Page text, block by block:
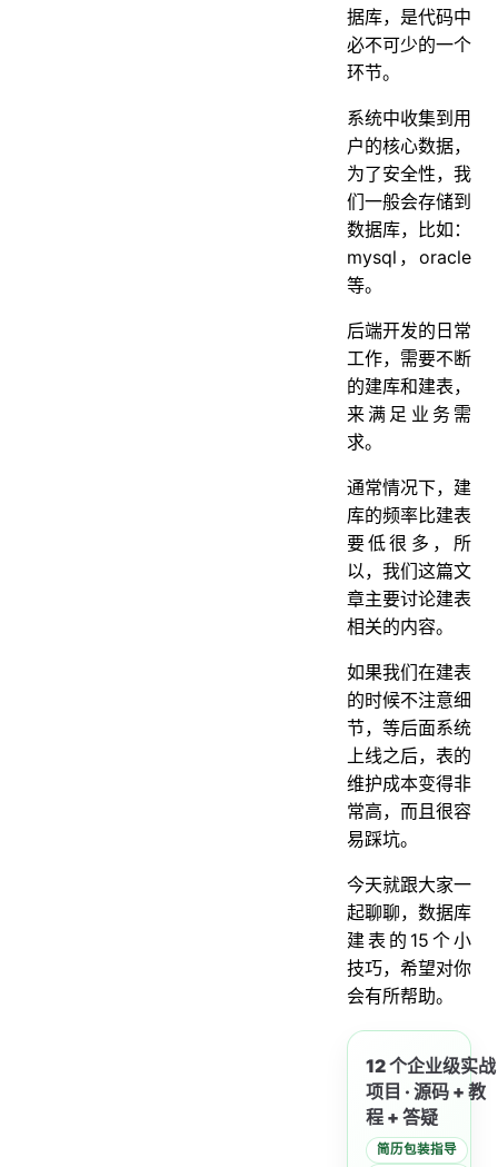
1.4 表名
1.5 字段名称
1.6 索引名
2.字段类型
3.字段长度
4.字段个数
5. 主键
6.存储引擎
7. NOT NULL
8.外键
9. 索引
10.时间字段
12.唯一索引
13.字符集
14. 排序规则
15.大字段
据库，是代码中
必不可少的一个
环节。
系统中收集到用
户的核心数据，
为了安全性，我
们一般会存储到
数据库，比如：
mysql，oracle
等。
后端开发的日常
工作，需要不断
的建库和建表，
来满足业务需
求。
通常情况下，建
库的频率比建表
要低很多，所
以，我们这篇文
章主要讨论建表
相关的内容。
如果我们在建表
的时候不注意细
节，等后面系统
上线之后，表的
维护成本变得非
常高，而且很容
易踩坑。
今天就跟大家一
起聊聊，数据库
建表的15个小
技巧，希望对你
会有所帮助。
12 个企业级实战
项目 · 源码 + 教
程 + 答疑
简历包装指导